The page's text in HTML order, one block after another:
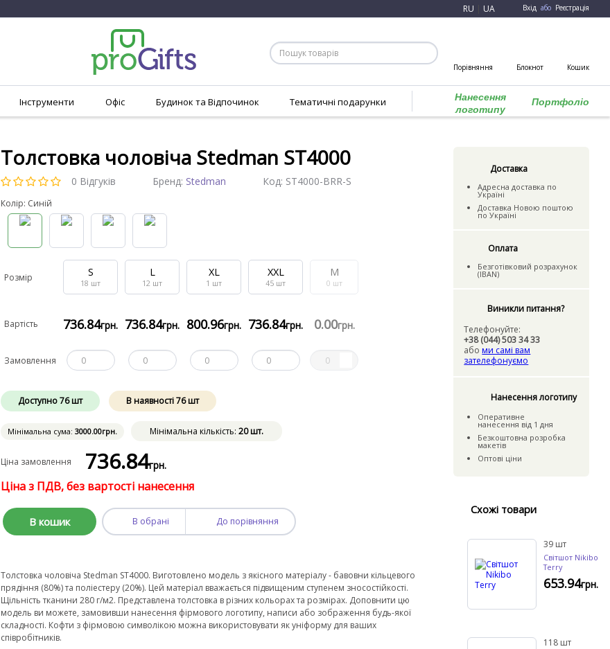
RU UA Вхід або Реєстрація
Порівняння Блокнот Кошик
Інструменти Офіс Будинок та Відпочинок Тематичні подарунки
Нанесення
логотипу
Портфоліо
Толстовка чоловіча Stedman ST4000
0 Відгуків Бренд: Stedman Код: ST4000-BRR-S
Колір: Синій
Розмір
Вартість
Замовлення
S
18 шт
736.84грн.
L
12 шт
736.84грн.
XL
1 шт
800.96грн.
XXL
45 шт
736.84грн.
M
0 шт
0.00грн.
Доступно76 шт В наявності76шт
Мінімальна сума:3000.00грн. Мінімальна кількість:20 шт.
Ціна замовлення 736.84грн.
Ціна з ПДВ, без вартості нанесення
В кошик В обрані До порівняння
Толстовка чоловіча Stedman ST4000. Виготовлено модель з якісного матеріалу - бавовни кільцевого
прядіння (80%) та поліестеру (20%). Цей матеріал вважається підвищеним ступенем зносостійкості.
Щільність тканини 280 г/м2. Представлена толстовка в різних кольорах та розмірах. Доповнити цю
модель ви можете, замовивши нанесення фірмового логотипу, написи або зображення будь-якої
складності. Кофти з фірмовою символікою можна використовувати як уніформу для ваших
співробітників.
Доставка
Адресна доставка по
Україні
Доставка Новою поштою
по Україні
Оплата
Безготівковий розрахунок
(IBAN)
Виникли питання?
Телефонуйте:
+38 (044) 503 34 33
або ми самі вам
зателефонуємо
Нанесення логотипу
Оперативне
нанесення вiд 1 дня
Безкоштовна розробка
макетiв
Оптовi цiни
Схожі товари
39 шт
Світшот Nikibo
Terry
653.94грн.
118 шт